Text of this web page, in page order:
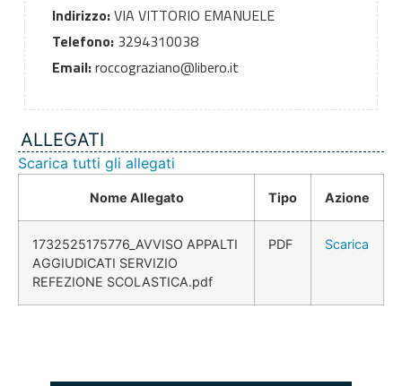
Indirizzo:VIA VITTORIO EMANUELE
Telefono:3294310038
Email:roccograziano@libero.it
ALLEGATI
Scarica tutti gli allegati
Nome Allegato Tipo Azione
1732525175776_AVVISO APPALTI
AGGIUDICATI SERVIZIO
REFEZIONE SCOLASTICA.pdf
PDF Scarica